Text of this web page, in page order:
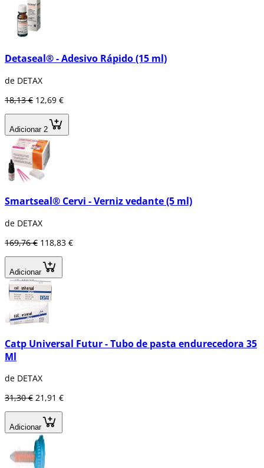
Detaseal® - Adesivo Rápido (15 ml)
de DETAX
18,13 € 12,69 €
Adicionar 2
Smartseal® Cervi - Verniz vedante (5 ml)
de DETAX
169,76 € 118,83 €
Adicionar
Catp Universal Futur - Tubo de pasta endurecedora 35
Ml
de DETAX
31,30 € 21,91 €
Adicionar